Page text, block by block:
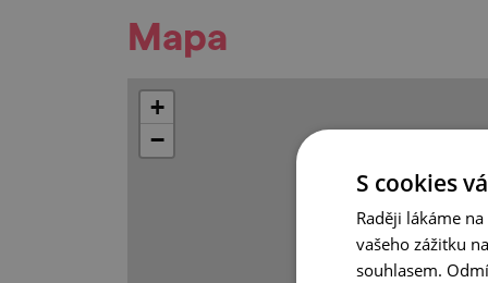
Mapa
+
−
S cookies
Raději lákáme
vašeho zážitku
souhlasem.